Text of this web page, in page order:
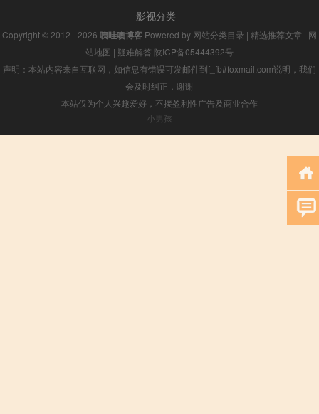
影视分类
Copyright © 2012 - 2026 咦哇噢博客 Powered by 网站分类目录 | 精选推荐文章 | 网
站地图 | 疑难解答 陕ICP备05444392号
声明：本站内容来自互联网，如信息有错误可发邮件到f_fb#foxmail.com说明，我们
会及时纠正，谢谢
本站仅为个人兴趣爱好，不接盈利性广告及商业合作
小男孩